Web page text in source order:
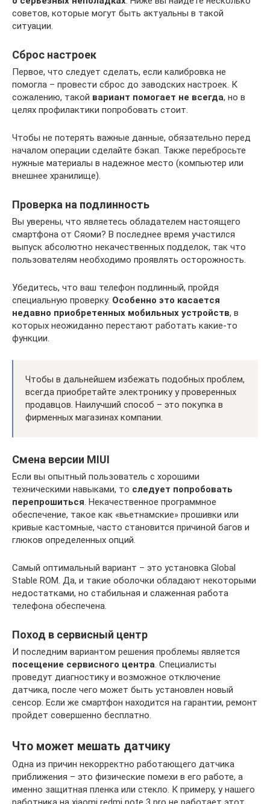
советов, которые могут быть актуальны в такой
ситуации.
Сброс настроек
Первое, что следует сделать, если калибровка не
помогла – провести сброс до заводских настроек. К
сожалению, такой вариант помогает не всегда, но в
целях профилактики попробовать стоит.
Чтобы не потерять важные данные, обязательно перед
началом операции сделайте бэкап. Также перебросьте
нужные материалы в надежное место (компьютер или
внешнее хранилище).
Проверка на подлинность
Вы уверены, что являетесь обладателем настоящего
смартфона от Сяоми? В последнее время участился
выпуск абсолютно некачественных подделок, так что
пользователям необходимо проявлять осторожность.
Убедитесь, что ваш телефон подлинный, пройдя
специальную проверку. Особенно это касается
недавно приобретенных мобильных устройств, в
которых неожиданно перестают работать какие-то
функции.
Чтобы в дальнейшем избежать подобных проблем,
всегда приобретайте электронику у проверенных
продавцов. Наилучший способ – это покупка в
фирменных магазинах компании.
Смена версии MIUI
Если вы опытный пользователь с хорошими
техническими навыками, то следует попробовать
перепрошиться. Некачественное программное
обеспечение, такое как «вьетнамские» прошивки или
кривые кастомные, часто становится причиной багов и
глюков определенных опций.
Самый оптимальный вариант – это установка Global
Stable ROM. Да, и такие оболочки обладают некоторыми
недостатками, но стабильная и слаженная работа
телефона обеспечена.
Поход в сервисный центр
И последним вариантом решения проблемы является
посещение сервисного центра. Специалисты
проведут диагностику и возможное отключение
датчика, после чего может быть установлен новый
сенсор. Если же смартфон находится на гарантии, ремонт
пройдет совершенно бесплатно.
Что может мешать датчику
Одна из причин некорректно работающего датчика
приближения – это физические помехи в его работе, а
именно защитная пленка или стекло. К примеру, у нашего